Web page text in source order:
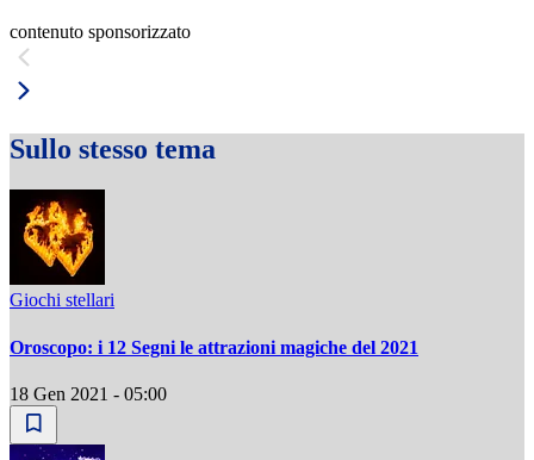
contenuto sponsorizzato
Sullo stesso tema
Giochi stellari
Oroscopo: i 12 Segni le attrazioni magiche del 2021
18 Gen 2021 - 05:00